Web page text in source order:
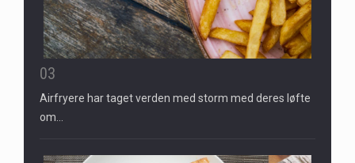
03
Airfryere har taget verden med storm med deres løfte
om…